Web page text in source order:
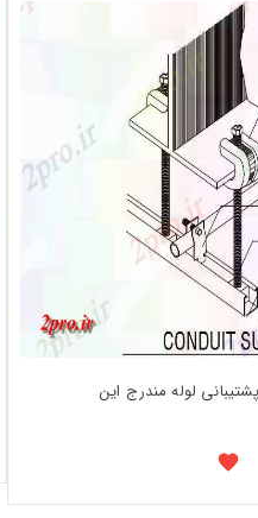
لوله مندرج این